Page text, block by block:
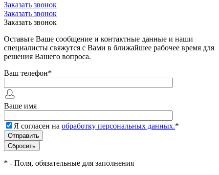
Заказать звонок
Заказать звонок
Заказать звонок
Оставьте Ваше сообщение и контактные данные и наши
специалисты свяжутся с Вами в ближайшее рабочее время для
решения Вашего вопроса.
Ваш телефон*
Ваше имя
Я согласен на обработку персональных данных.*
* - Поля, обязательные для заполнения